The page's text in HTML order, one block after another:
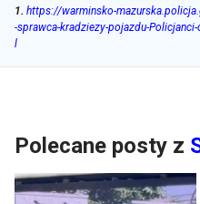
1. https://warminsko-
-sprawca-kradziezy-pojazdu-
l
Polecane posty z